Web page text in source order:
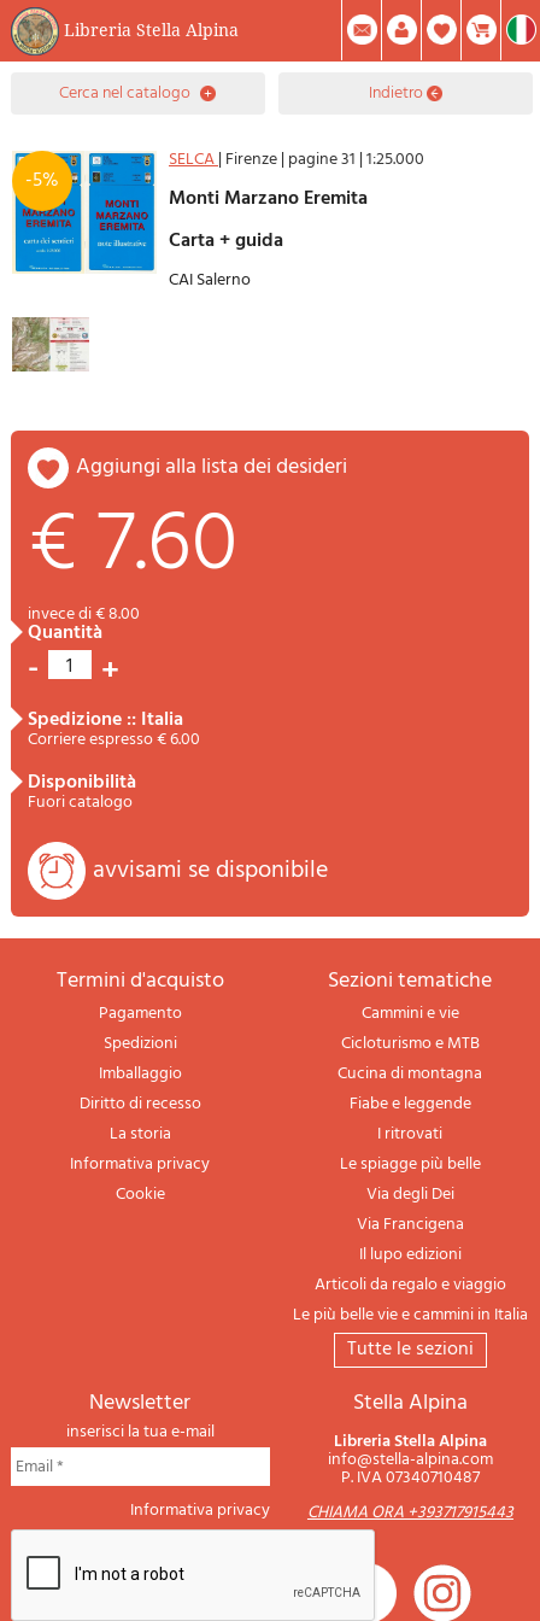
Libreria Stella Alpina
0 Prodotto(i) Attualmente Nel Carrello Riepilogo
Facebook
Registrati Mod. Password
cerca nel catalogo indietro
-5%
SELCA| Firenze| pagine 31 |1:25.000
Monti Marzano Eremita
carta + guida
CAI Salerno
aggiungi alla lista dei desideri
€ 7.60
invece di € 8.00
quantità
- 1 +
spedizione :: Italia
Corriere espresso € 6.00
disponibilità
Fuori catalogo
avvisami se disponibile
termini d'acquisto
Pagamento
Spedizioni
Imballaggio
Diritto di recesso
La storia
Informativa privacy
Cookie
sezioni tematiche
Cammini e vie
Cicloturismo e MTB
Cucina di montagna
Fiabe e leggende
I ritrovati
Le spiagge più belle
Via degli Dei
Via Francigena
Il lupo edizioni
Articoli da regalo e viaggio
Le più belle vie e cammini in Italia
tutte le sezioni
newsletter
inserisci la tua e-mail
Informativa privacy
Stella Alpina
Libreria Stella Alpina
info@stella-alpina.com
P. IVA 07340710487
CHIAMA ORA +393717915443